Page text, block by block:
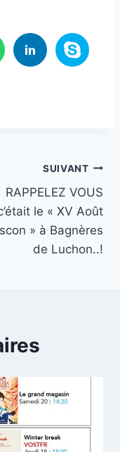
SUIVANT
RAPPELEZ VOUS
le « XV Août
» à Bagnères
de Luchon..!